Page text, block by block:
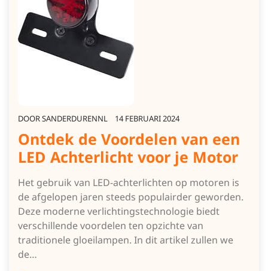
DOORSANDERDURENNL 14 FEBRUARI 2024
Ontdek de Voordelen van een
LED Achterlicht voor je Motor
Het gebruik van LED-achterlichten op motoren is
de afgelopen jaren steeds populairder geworden.
Deze moderne verlichtingstechnologie biedt
verschillende voordelen ten opzichte van
traditionele gloeilampen. In dit artikel zullen we
de…